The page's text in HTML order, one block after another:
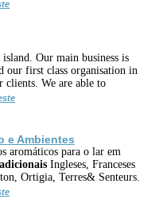
Our main business is
our first class organisation in
We are able to
e Ambientes
aromáticos para o lar em
Ingleses, Franceses
Ortigia, Terres& Senteurs.